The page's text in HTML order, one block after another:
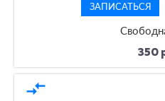
ЗАПИСАТЬСЯ
350
compare_arrows